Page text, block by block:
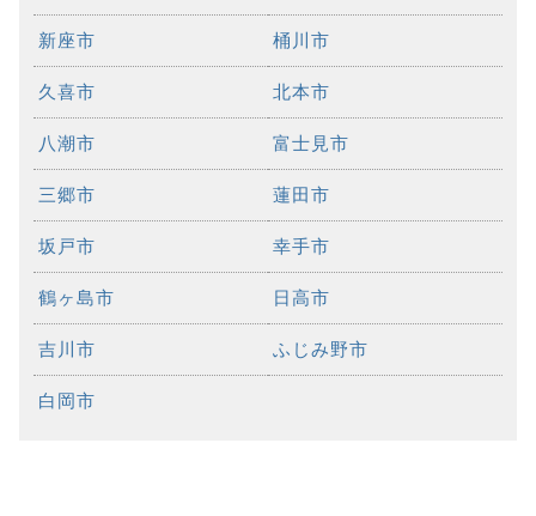
新座市 桶川市
久喜市 北本市
八潮市 富士見市
三郷市 蓮田市
坂戸市 幸手市
鶴ヶ島市 日高市
吉川市 ふじみ野市
白岡市